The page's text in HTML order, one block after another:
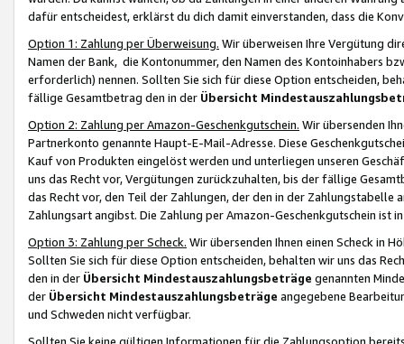
dafür entscheidest, erklärst du dich damit einverstanden, dass die
Option 1: Zahlung per Überweisung. Wir überweisen Ihre Vergütung
Namen der Bank, die Kontonummer, den Namen des Kontoinhabers
erforderlich) nennen. Sollten Sie sich für diese Option entscheiden,
fällige Gesamtbetrag den in der Übersicht
Option 2: Zahlung per Amazon-Geschenkgutschein. Wir übersenden
Partnerkonto genannte Haupt-E-Mail-Adresse. Diese
Kauf von Produkten eingelöst werden und unterliegen unseren
uns das Recht vor, Vergütungen zurückzuhalten, bis der fällige
das Recht vor, den Teil der Zahlungen, der den in der
Zahlungsart angibst. Die Zahlung per Amazon-Geschenkgutschein ist
Option 3: Zahlung per Scheck. Wir übersenden Ihnen einen Scheck in
Sollten Sie sich für diese Option entscheiden, behalten wir uns das
den in der Übersicht Mindestauszahlungsbeträge genannten
der Übersicht Mindestauszahlungsbeträge angegebene
und Schweden nicht verfügbar.
Sollten Sie keine gültigen Informationen für die Zahlungsoption